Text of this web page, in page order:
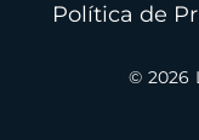
NO
Política de
© 2026